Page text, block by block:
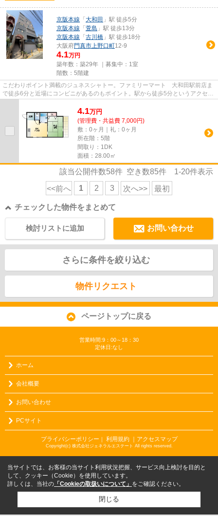
京阪本線 「 大和田 」駅 徒歩5分
京阪本線 「 萱島 」駅 徒歩13分
京阪本線 「 古川橋 」駅 徒歩18分
大阪府門真市上野口町12-9
4.1万円
築年数：築29年 ｜募集中： 1室
階数：5階建
こだわりポイント満載のジュネスシャトー。ファミリーマート 大和田駅前店ま
で徒歩6分と近場にコンビニがあるのもポイント。駅から徒歩5分というアクセス
4.1万円
(管理費・共益費 7,000円)
敷：0ヶ月｜礼：0ヶ月
所在階：5階
間取り：1DK
面積：28.00㎡
該当公開件数58件 空き数85件 1-20件表示
<<前へ 1 2 3 次へ>> 最初
チェックした物件をまとめて
お問い合わせ
検討リストに追加
さらに条件を絞り込む
物件リクエスト
ページトップに戻る
営業時間:9：00～18：30
定休日:なし
ホーム
会社概要
お問い合わせ
PCサイト
プライバシーポリシー ｜ 利用規約 ｜アクセスマップ
Copyright(c) 株式会社ジェネラルエステート All rights reserved.
当サイトでは、お客様の当サイト利用状況把握、サービス向上検討を目的と
して、クッキー（Cookie）を使用しています。
詳しくは、当社の 「Cookieの取扱いについて」 をご確認ください。
閉じる